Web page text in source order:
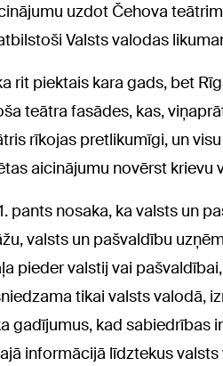
uzdot Čehova
Valsts valodas
rit piektais kara gads, bet
teātra fasādes, kas,
rīkojas pretlikumīgi, un
aicinājumu novērst krievu
pants nosaka, ka valsts un
valsts un pašvaldību
pieder valstij vai
tikai valsts valodā,
gadījumus, kad sabiedrības
informācijā līdztekus